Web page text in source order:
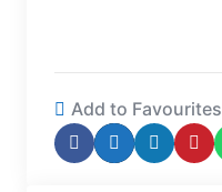
Add to Favourites